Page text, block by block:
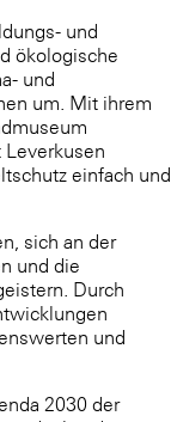
und
ökologische
und
um. Mit ihrem
Leverkusen
einfach und
sich an der
und die
Durch
und
2030 der